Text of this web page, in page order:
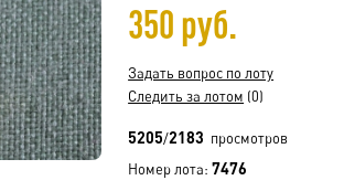
350 руб.
Задать вопрос по лоту
Следить за лотом (0)
5205/2183 просмотров
Номер лота:7476